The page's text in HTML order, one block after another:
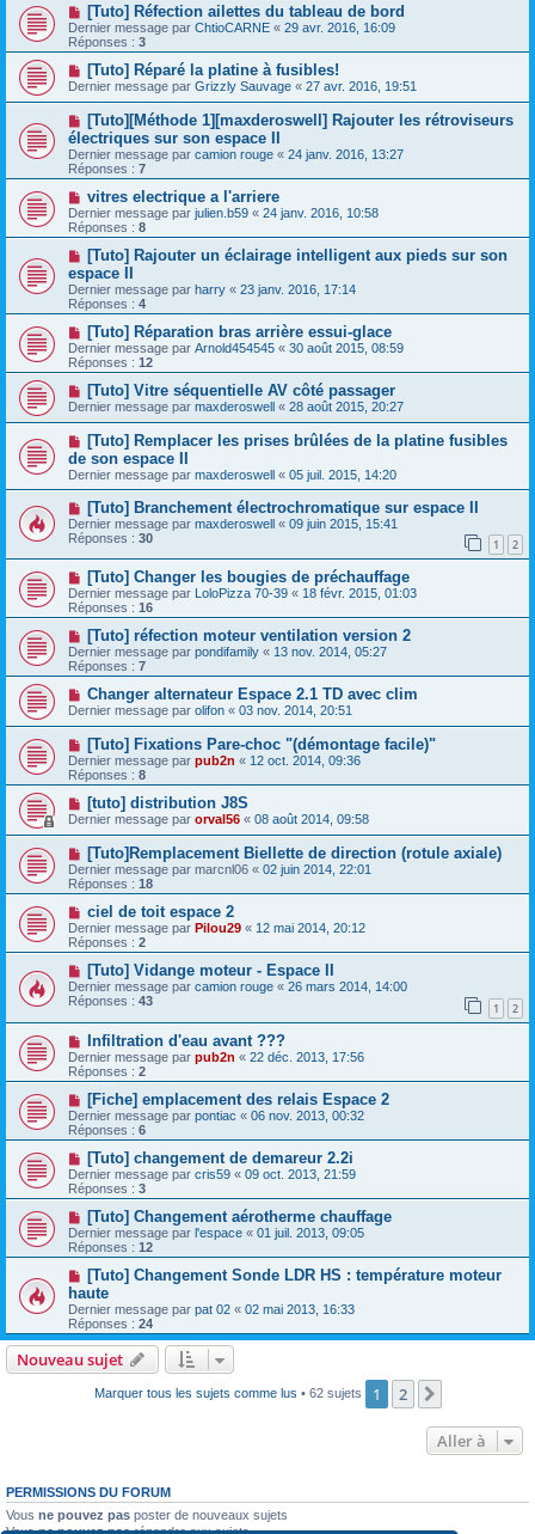
[Tuto] Réfection ailettes du tableau de bord
Dernier message par ChtioCARNE « 29 avr. 2016, 16:09
Réponses : 3
[Tuto] Réparé la platine à fusibles!
Dernier message par Grizzly Sauvage « 27 avr. 2016, 19:51
[Tuto][Méthode 1][maxderoswell] Rajouter les rétroviseurs
électriques sur son espace II
Dernier message par camion rouge « 24 janv. 2016, 13:27
Réponses : 7
vitres electrique a l'arriere
Dernier message par julien.b59 « 24 janv. 2016, 10:58
Réponses : 8
[Tuto] Rajouter un éclairage intelligent aux pieds sur son
espace II
Dernier message par harry « 23 janv. 2016, 17:14
Réponses : 4
[Tuto] Réparation bras arrière essui-glace
Dernier message par Arnold454545 « 30 août 2015, 08:59
Réponses : 12
[Tuto] Vitre séquentielle AV côté passager
Dernier message par maxderoswell « 28 août 2015, 20:27
[Tuto] Remplacer les prises brûlées de la platine fusibles
de son espace II
Dernier message par maxderoswell « 05 juil. 2015, 14:20
[Tuto] Branchement électrochromatique sur espace II
Dernier message par maxderoswell « 09 juin 2015, 15:41
Réponses : 30 1 2
[Tuto] Changer les bougies de préchauffage
Dernier message par LoloPizza 70-39 « 18 févr. 2015, 01:03
Réponses : 16
[Tuto] réfection moteur ventilation version 2
Dernier message par pondifamily « 13 nov. 2014, 05:27
Réponses : 7
Changer alternateur Espace 2.1 TD avec clim
Dernier message par olifon « 03 nov. 2014, 20:51
[Tuto] Fixations Pare-choc "(démontage facile)"
Dernier message par pub2n « 12 oct. 2014, 09:36
Réponses : 8
[tuto] distribution J8S
Dernier message par orval56 « 08 août 2014, 09:58
[Tuto]Remplacement Biellette de direction (rotule axiale)
Dernier message par marcnl06 « 02 juin 2014, 22:01
Réponses : 18
ciel de toit espace 2
Dernier message par Pilou29 « 12 mai 2014, 20:12
Réponses : 2
[Tuto] Vidange moteur - Espace II
Dernier message par camion rouge « 26 mars 2014, 14:00
Réponses : 43 1 2
Infiltration d'eau avant ???
Dernier message par pub2n « 22 déc. 2013, 17:56
Réponses : 2
[Fiche] emplacement des relais Espace 2
Dernier message par pontiac « 06 nov. 2013, 00:32
Réponses : 6
[Tuto] changement de demareur 2.2i
Dernier message par cris59 « 09 oct. 2013, 21:59
Réponses : 3
[Tuto] Changement aérotherme chauffage
Dernier message par l'espace « 01 juil. 2013, 09:05
Réponses : 12
[Tuto] Changement Sonde LDR HS : température moteur
haute
Dernier message par pat 02 « 02 mai 2013, 16:33
Réponses : 24
Nouveau sujet
Marquer tous les sujets comme lus • 62 sujets 1 2
Aller à
PERMISSIONS DU FORUM
Vous ne pouvez pas poster de nouveaux sujets